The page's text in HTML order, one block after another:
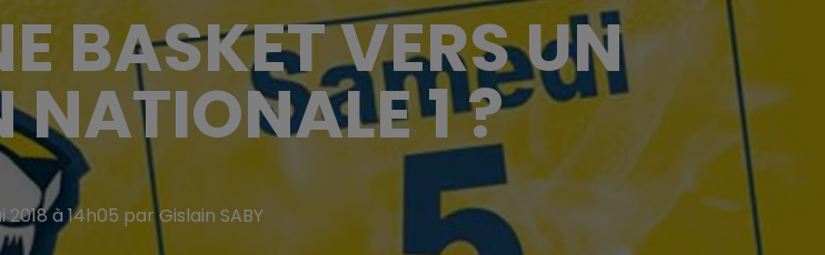
BASKET VERS UN
NATIONALE 1 ?
2018 à 14h05 par Gislain SABY